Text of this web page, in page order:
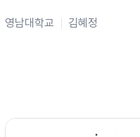
영남대학교 김혜정